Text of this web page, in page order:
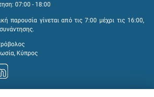
07:00 - 18:00
παρουσία γίνεται από τις 7:00 μέχρι τις 16:00,
Κύπρος